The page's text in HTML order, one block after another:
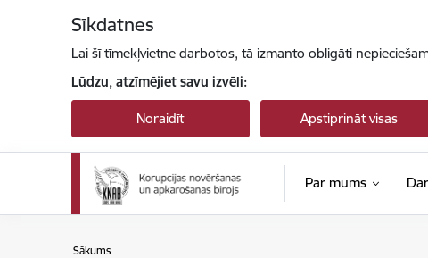
Sīkdatnes
Lai šī tīmekļvietne darbotos, tā izmanto obligāti
Lūdzu, atzīmējiet savu izvēli:
Noraidīt Apstiprināt visas
Par mums
Sākums